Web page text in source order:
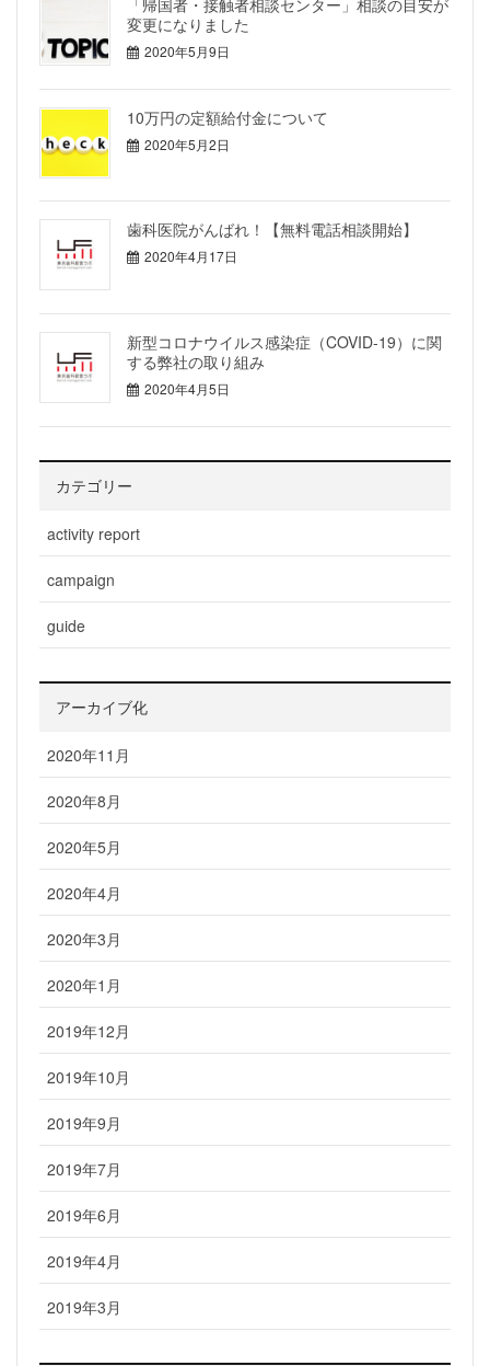
変更になりました
2020年5月9日
10万円の定額給付金について
2020年5月2日
歯科医院がんばれ！【無料電話相談開始】
2020年4月17日
新型コロナウイルス感染症（COVID-19）に関
する弊社の取り組み
2020年4月5日
カテゴリー
activity report
campaign
guide
アーカイブ化
2020年11月
2020年8月
2020年5月
2020年4月
2020年3月
2020年1月
2019年12月
2019年10月
2019年9月
2019年7月
2019年6月
2019年4月
2019年3月